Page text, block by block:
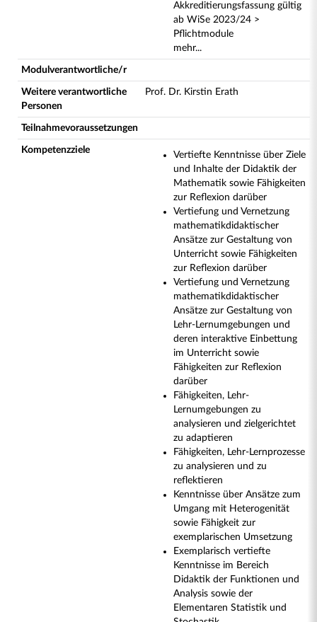
Akkreditierungsfassung gültig
ab WiSe 2023/24 >
Pflichtmodule
mehr...
Modulverantwortliche/r
Weitere verantwortliche
Personen
Prof. Dr. Kirstin Erath
Teilnahmevoraussetzungen
Kompetenzziele
Vertiefte Kenntnisse über Ziele
und Inhalte der Didaktik der
Mathematik sowie Fähigkeiten
zur Reflexion darüber
Vertiefung und Vernetzung
mathematikdidaktischer
Ansätze zur Gestaltung von
Unterricht sowie Fähigkeiten
zur Reflexion darüber
Vertiefung und Vernetzung
mathematikdidaktischer
Ansätze zur Gestaltung von
Lehr-Lernumgebungen und
deren interaktive Einbettung
im Unterricht sowie
Fähigkeiten zur Reflexion
darüber
Fähigkeiten, Lehr-
Lernumgebungen zu
analysieren und zielgerichtet
zu adaptieren
Fähigkeiten, Lehr-Lernprozesse
zu analysieren und zu
reflektieren
Kenntnisse über Ansätze zum
Umgang mit Heterogenität
sowie Fähigkeit zur
exemplarischen Umsetzung
Exemplarisch vertiefte
Kenntnisse im Bereich
Didaktik der Funktionen und
Analysis sowie der
Elementaren Statistik und